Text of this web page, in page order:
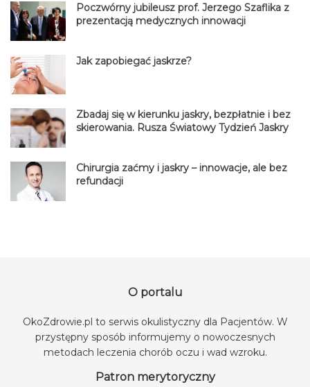
Poczwórny jubileusz prof. Jerzego Szaflika z
prezentacją medycznych innowacji
Jak zapobiegać jaskrze?
Zbadaj się w kierunku jaskry, bezpłatnie i bez
skierowania. Rusza Światowy Tydzień Jaskry
Chirurgia zaćmy i jaskry – innowacje, ale bez
refundacji
O portalu
OkoZdrowie.pl to serwis okulistyczny dla Pacjentów. W
przystępny sposób informujemy o nowoczesnych
metodach leczenia chorób oczu i wad wzroku.
Patron merytoryczny